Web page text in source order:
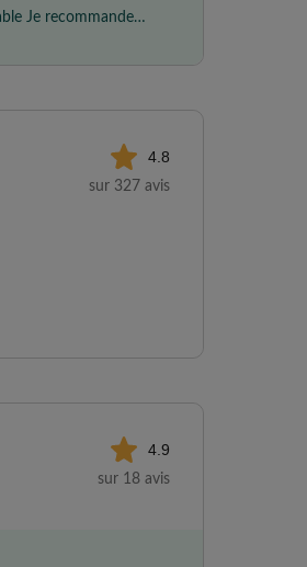
4.8
sur 327 avis
4.9
sur 18 avis